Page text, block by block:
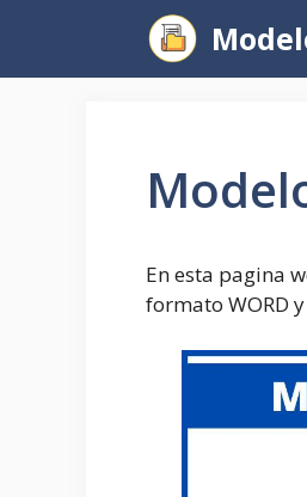
contenido
En esta pagina
formato WORD